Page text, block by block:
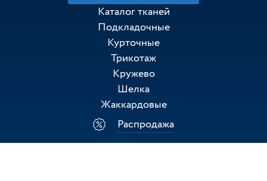
Каталог тканей
Подкладочные
Курточные
Трикотаж
Кружево
Шелка
Жаккардовые
Распродажа